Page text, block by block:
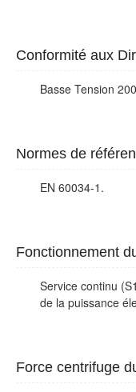
Conformité aux
Basse Tension
Normes de
EN 60034-1.
Fonctionnement
Service continu
de la puissance
Force centrifuge